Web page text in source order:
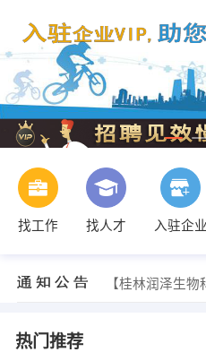
找工作 找人才 入驻企业
【桂林润泽生
热门推荐